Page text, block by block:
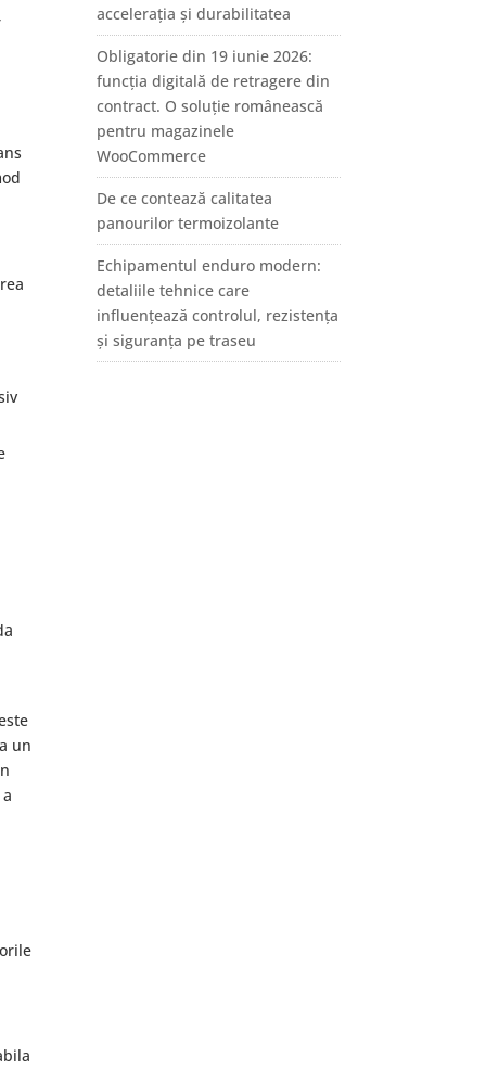
un
accelerația și durabilitatea
Obligatorie din 19 iunie 2026:
funcția digitală de retragere din
contract. O soluție românească
pentru magazinele
WooCommerce
De ce contează calitatea
panourilor termoizolante
Echipamentul enduro modern:
detaliile tehnice care
influențează controlul, rezistența
și siguranța pe traseu